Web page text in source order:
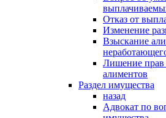
Отказ от
Изменение
Взыскание
Лишение прав
алиментов
Раздел имущества
назад
Адвокат по